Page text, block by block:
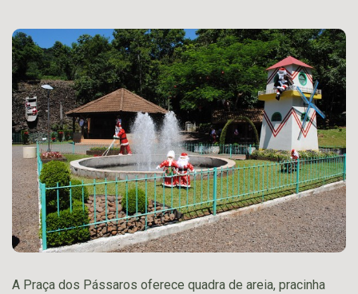
A Praça dos Pássaros oferece quadra de areia, pracinha